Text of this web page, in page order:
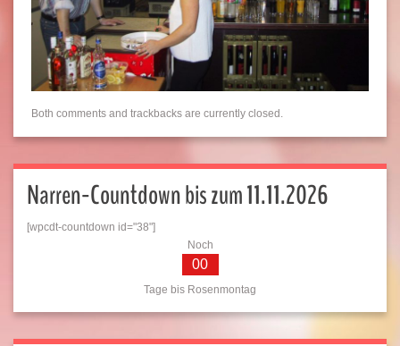
Both comments and trackbacks are currently closed.
Narren-Countdown bis zum 11.11.2026
[wpcdt-countdown id="38"]
Noch
00
Tage bis Rosenmontag